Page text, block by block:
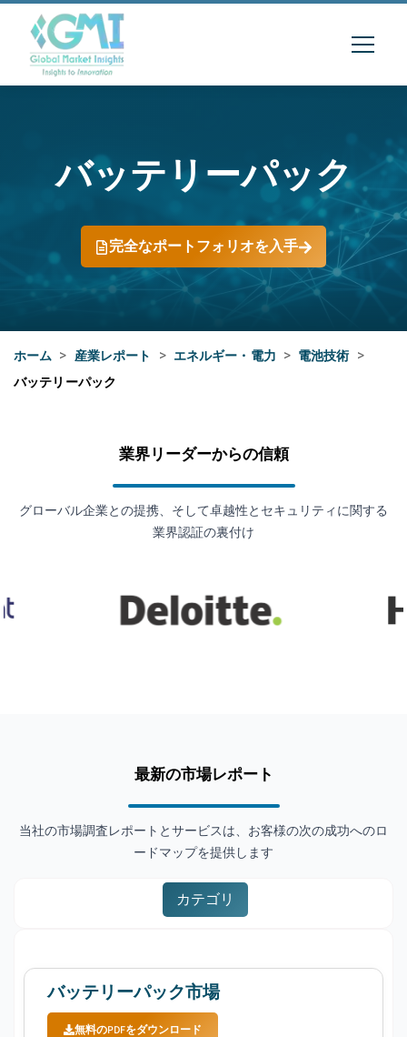
バッテリーパック
完全なポートフォリオを入手
ホーム > 産業レポート > エネルギー・電力 > 電池技術 >
バッテリーパック
業界リーダーからの信頼
グローバル企業との提携、そして卓越性とセキュリティに関する
業界認証の裏付け
最新の市場レポート
当社の市場調査レポートとサービスは、お客様の次の成功へのロ
ードマップを提供します
カテゴリ
バッテリーパック市場
無料のPDFをダウンロード